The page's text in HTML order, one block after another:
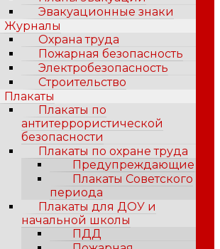
Эвакуационные знаки
Журналы
Охрана труда
Пожарная безопасность
Электробезопасность
Строительство
Плакаты
Плакаты по
антитеррористической
безопасности
Плакаты по охране труда
Предупреждающие
Плакаты Советского
периода
Плакаты для ДОУ и
начальной школы
ПДД